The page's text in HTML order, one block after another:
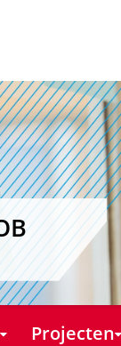
Projecten